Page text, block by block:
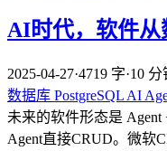
AI时代，软件从
2025-04-27·4719 字·10 分
数据库 PostgreSQL AI
未来的软件形态是 Agent
Agent直接CRUD。微软